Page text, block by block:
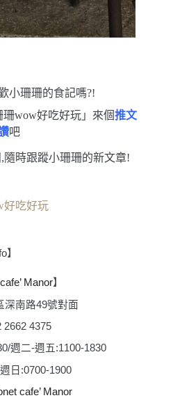
小珊珊的食記嗎?!
wow好吃好玩」來個推文
吧
時跟蹤小珊珊的新文章!
好吃好玩
】
Manor】
深南路49號對面
2662 4375
週二-週五:1100-1830
日:0700-1900
cafe’ Manor